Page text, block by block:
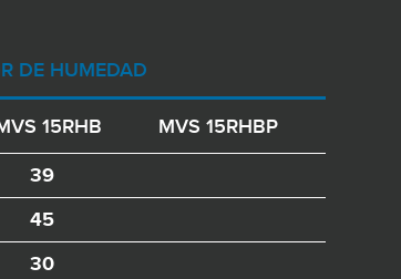
DE HUMEDAD
15RHB MVS 15RHBP
39
45
30